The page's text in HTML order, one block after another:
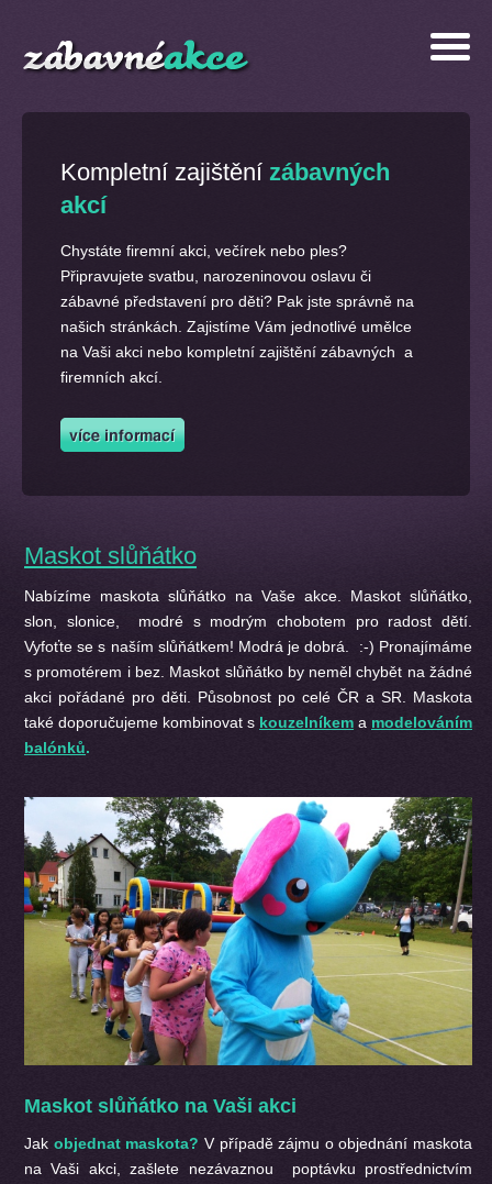
Kompletní zajištění zábavných
akcí
Chystáte firemní akci, večírek nebo ples?
Připravujete svatbu, narozeninovou oslavu či
zábavné představení pro děti? Pak jste správně na
našich stránkách. Zajistíme Vám jednotlivé umělce
na Vaši akci nebo kompletní zajištění zábavných a
firemních akcí.
Maskot slůňátko
Nabízíme maskota slůňátko na Vaše akce. Maskot slůňátko,
slon, slonice, modré s modrým chobotem pro radost dětí.
Vyfoťte se s naším slůňátkem! Modrá je dobrá. :-) Pronajímáme
s promotérem i bez. Maskot slůňátko by neměl chybět na žádné
akci pořádané pro děti. Působnost po celé ČR a SR. Maskota
také doporučujeme kombinovat s kouzelníkem a modelováním
balónků.
Maskot slůňátko na Vaši akci
Jak objednat maskota? V případě zájmu o objednání maskota
na Vaši akci, zašlete nezávaznou poptávku prostřednictvím